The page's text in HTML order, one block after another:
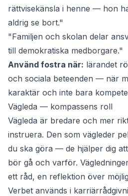
rättvisekänsla i henne — hon
aldrig se bort."
"Familjen och skolan delar
till demokratiska medborgare."
Använd fostra när: lärandet
och sociala beteenden — när
karaktär och inte bara
Vägleda — kompassens roll
Vägleda är bredare och mer
instruera. Den som vägleder
du ska göra — de hjälper dig
bör gå och varför.
ett råd, en reflektion över
Verbet används i